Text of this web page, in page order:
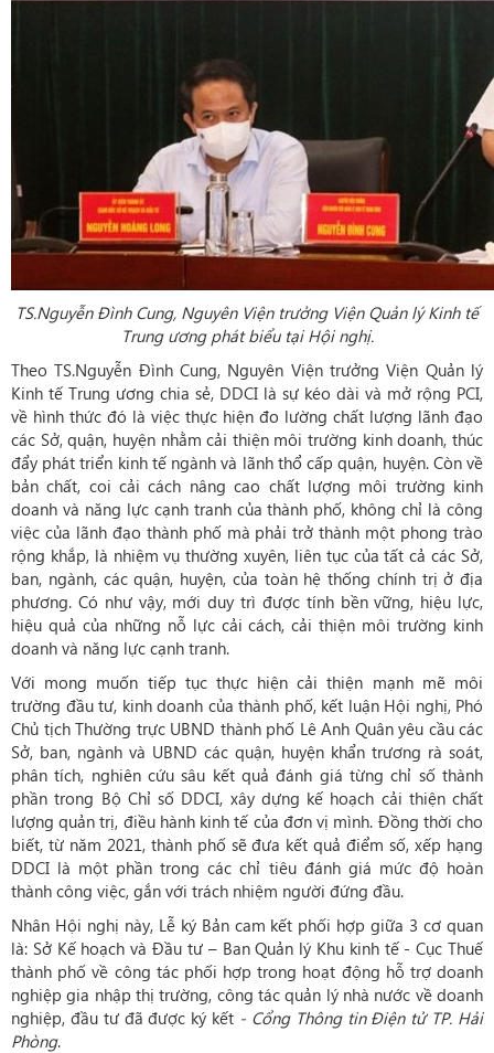
TS.Nguyễn Đình Cung, Nguyên Viện trưởng Viện Quản lý Kinh tế
Trung ương phát biểu tại Hội nghị.
Theo TS.Nguyễn Đình Cung, Nguyên Viện trưởng Viện Quản lý
Kinh tế Trung ương chia sẻ, DDCI là sự kéo dài và mở rộng PCI,
về hình thức đó là việc thực hiện đo lường chất lượng lãnh đạo
các Sở, quận, huyện nhằm cải thiện môi trường kinh doanh, thúc
đẩy phát triển kinh tế ngành và lãnh thổ cấp quận, huyện. Còn về
bản chất, coi cải cách nâng cao chất lượng môi trường kinh
doanh và năng lực cạnh tranh của thành phố, không chỉ là công
việc của lãnh đạo thành phố mà phải trở thành một phong trào
rộng khắp, là nhiệm vụ thường xuyên, liên tục của tất cả các Sở,
ban, ngành, các quận, huyện, của toàn hệ thống chính trị ở địa
phương. Có như vậy, mới duy trì được tính bền vững, hiệu lực,
hiệu quả của những nỗ lực cải cách, cải thiện môi trường kinh
doanh và năng lực cạnh tranh.
Với mong muốn tiếp tục thực hiện cải thiện mạnh mẽ môi
trường đầu tư, kinh doanh của thành phố, kết luận Hội nghị, Phó
Chủ tịch Thường trực UBND thành phố Lê Anh Quân yêu cầu các
Sở, ban, ngành và UBND các quận, huyện khẩn trương rà soát,
phân tích, nghiên cứu sâu kết quả đánh giá từng chỉ số thành
phần trong Bộ Chỉ số DDCI, xây dựng kế hoạch cải thiện chất
lượng quản trị, điều hành kinh tế của đơn vị mình. Đồng thời cho
biết, từ năm 2021, thành phố sẽ đưa kết quả điểm số, xếp hạng
DDCI là một phần trong các chỉ tiêu đánh giá mức độ hoàn
thành công việc, gắn với trách nhiệm người đứng đầu.
Nhân Hội nghị này, Lễ ký Bản cam kết phối hợp giữa 3 cơ quan
là: Sở Kế hoạch và Đầu tư – Ban Quản lý Khu kinh tế - Cục Thuế
thành phố về công tác phối hợp trong hoạt động hỗ trợ doanh
nghiệp gia nhập thị trường, công tác quản lý nhà nước về doanh
nghiệp, đầu tư đã được ký kết - Cổng Thông tin Điện tử TP. Hải
Phòng.